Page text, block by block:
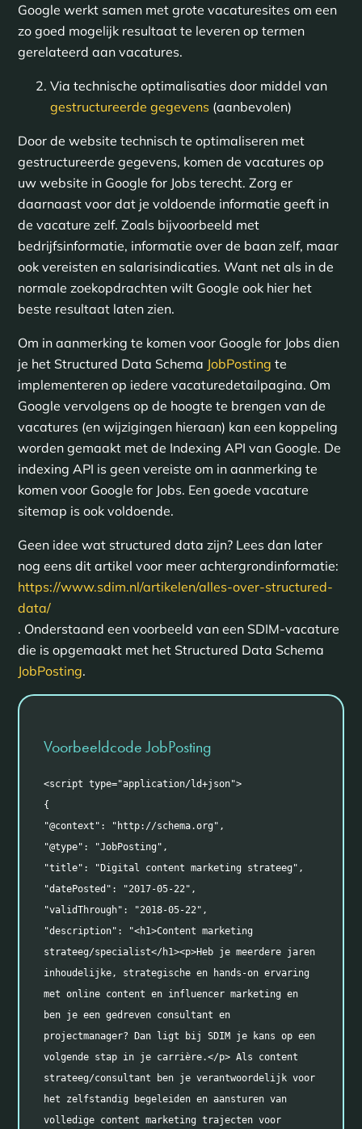
Google werkt samen met grote vacaturesites om een
zo goed mogelijk resultaat te leveren op termen
gerelateerd aan vacatures.
Via technische optimalisaties door middel van
gestructureerde gegevens (aanbevolen)
Door de website technisch te optimaliseren met
gestructureerde gegevens, komen de vacatures op
uw website in Google for Jobs terecht. Zorg er
daarnaast voor dat je voldoende informatie geeft in
de vacature zelf. Zoals bijvoorbeeld met
bedrijfsinformatie, informatie over de baan zelf, maar
ook vereisten en salarisindicaties. Want net als in de
normale zoekopdrachten wilt Google ook hier het
beste resultaat laten zien.
Om in aanmerking te komen voor Google for Jobs dien
je het Structured Data Schema JobPosting te
implementeren op iedere vacaturedetailpagina. Om
Google vervolgens op de hoogte te brengen van de
vacatures (en wijzigingen hieraan) kan een koppeling
worden gemaakt met de Indexing API van Google. De
indexing API is geen vereiste om in aanmerking te
komen voor Google for Jobs. Een goede vacature
sitemap is ook voldoende.
Geen idee wat structured data zijn? Lees dan later
nog eens dit artikel voor meer achtergrondinformatie:
https://www.sdim.nl/artikelen/alles-over-structured-
data/
. Onderstaand een voorbeeld van een SDIM-vacature
die is opgemaakt met het Structured Data Schema
JobPosting.
Voorbeeldcode JobPosting
<script type="application/ld+json">
{
"@context": "http://schema.org",
"@type": "JobPosting",
"title": "Digital content marketing strateeg",
"datePosted": "2017-05-22",
"validThrough": "2018-05-22",
"description": "<h1>Content marketing
strateeg/specialist</h1><p>Heb je meerdere jaren
inhoudelijke, strategische en hands-on ervaring
met online content en influencer marketing en
ben je een gedreven consultant en
projectmanager? Dan ligt bij SDIM je kans op een
volgende stap in je carrière.</p> Als content
strateeg/consultant ben je verantwoordelijk voor
het zelfstandig begeleiden en aansturen van
volledige content marketing trajecten voor